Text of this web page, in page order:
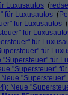
Luxusautos (
für Luxusautos (
für Luxusautos (
für
für
für
"Supersteuer" für
"Supersteuer"
Neue
Neue